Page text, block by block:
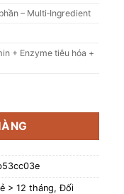
– Multi‑Ingredient
+ Enzyme tiêu hóa +
Nhật Bản 1200v số
> 12 tháng,Đối